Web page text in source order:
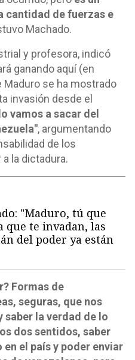
cantidad de fuerzas e
Machado.
y profesora, indicó
ganando aquí (en
Maduro se ha mostrado
invasión desde el
vamos a sacar del
, argumentando
de los
la dictadura.
"Maduro, tú que
que te invadan, las
del poder ya están
Formas de
seguras, que nos
la verdad de lo
dos sentidos, saber
el país y poder enviar